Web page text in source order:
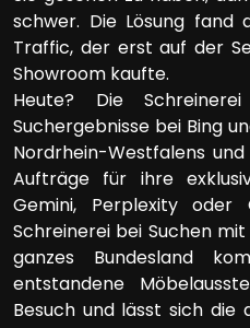
schwer. Die Lösung fand
Traffic, der erst auf der
Showroom kaufte.
Heute? Die
Suchergebnisse bei Bing
Nordrhein-Westfalens
Aufträge für ihre
Gemini, Perplexity oder
Schreinerei bei Suchen
ganzes Bundesland
entstandene
Besuch und lässt sich die